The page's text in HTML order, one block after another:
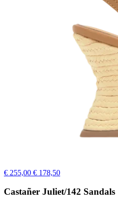
€ 255,00 € 178,50
Castañer Juliet/142 Sandals